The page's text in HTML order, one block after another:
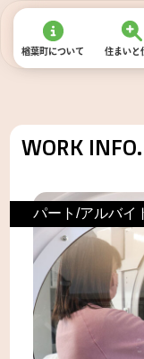
楢葉町について 住まいと
楢葉町につい
楢葉町について
名物・シンボル
スポット紹介
パート/アルバイ